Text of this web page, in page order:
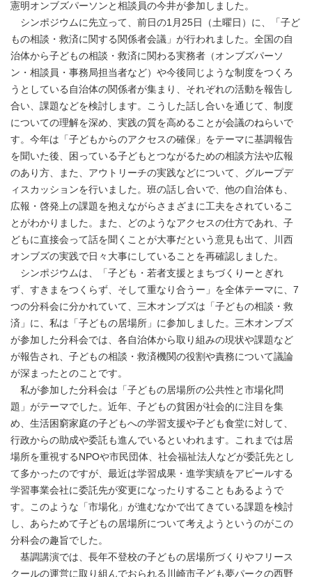
憲明オンブズパーソンと相談員の今井が参加しました。
シンポジウムに先立って、前日の1月25日（土曜日）に、「子ど
もの相談・救済に関する関係者会議」が行われました。全国の自
治体から子どもの相談・救済に関わる実務者（オンブズパーソ
ン・相談員・事務局担当者など）や今後同じような制度をつくろ
うとしている自治体の関係者が集まり、それぞれの活動を報告し
合い、課題などを検討します。こうした話し合いを通じて、制度
についての理解を深め、実践の質を高めることが会議のねらいで
す。今年は「子どもからのアクセスの確保」をテーマに基調報告
を聞いた後、困っている子どもとつながるための相談方法や広報
のあり方、また、アウトリーチの実践などについて、グループデ
ィスカッションを行いました。班の話し合いで、他の自治体も、
広報・啓発上の課題を抱えながらさまざまに工夫をされているこ
とがわかりました。また、どのようなアクセスの仕方であれ、子
どもに直接会って話を聞くことが大事だという意見も出て、川西
オンブズの実践で日々大事にしていることを再確認しました。
シンポジウムは、「子ども・若者支援とまちづくりーとぎれ
ず、すきまをつくらず、そして重なり合うー」を全体テーマに、7
つの分科会に分かれていて、三木オンブズは「子どもの相談・救
済」に、私は「子どもの居場所」に参加しました。三木オンブズ
が参加した分科会では、各自治体から取り組みの現状や課題など
が報告され、子どもの相談・救済機関の役割や責務について議論
が深まったとのことです。
私が参加した分科会は「子どもの居場所の公共性と市場化問
題」がテーマでした。近年、子どもの貧困が社会的に注目を集
め、生活困窮家庭の子どもへの学習支援や子ども食堂に対して、
行政からの助成や委託も進んでいるといわれます。これまでは居
場所を重視するNPOや市民団体、社会福祉法人などが委託先とし
て多かったのですが、最近は学習成果・進学実績をアピールする
学習事業会社に委託先が変更になったりすることもあるようで
す。このような「市場化」が進むなかで出てきている課題を検討
し、あらためて子どもの居場所について考えようというのがこの
分科会の趣旨でした。
基調講演では、長年不登校の子どもの居場所づくりやフリース
クールの運営に取り組んでおられる川崎市子ども夢パークの西野